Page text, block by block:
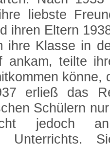
liebste
ihren Eltern
ihre Klasse in
ankam, teilte
könne,
erließ das
Schülern
jedoch an
Unterrichts.